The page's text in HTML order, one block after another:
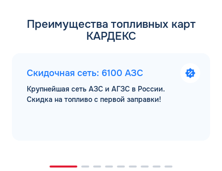
Преимущества топливных карт
КАРДЕКС
Скидочная сеть: 6100 АЗС
Крупнейшая сеть АЗС и АГЗС в России.
Скидка на топливо с первой заправки!